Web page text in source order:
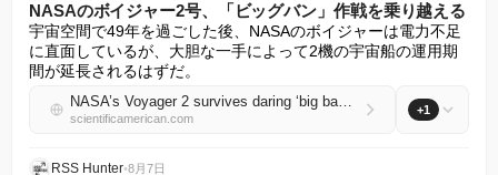
NASAのボイジャー2号、「ビッグバン」作戦を乗り越える
宇宙空間で49年を過ごした後、NASAのボイジャーは電力不足
に直面しているが、大胆な一手によって2機の宇宙船の運用期
間が延長されるはずだ。
NASA’s Voyager 2 survives daring ‘big bang’ maneuver
scientificamerican.com
+1
RSS Hunter•8月7日